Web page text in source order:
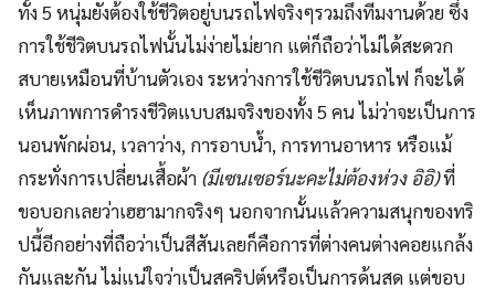
ทั้ง 5 หนุ่มยังต้องใช้ชีวิตอยู่บนรถไฟจริงๆรวมถึงทีมงานด้วย ซึ่ง
การใช้ชีวิตบนรถไฟนั้นไม่ง่ายไม่ยาก แต่ก็ถือว่าไม่ได้สะดวก
สบายเหมือนที่บ้านตัวเอง ระหว่างการใช้ชีวิตบนรถไฟ ก็จะได้
เห็นภาพการดำรงชีวิตแบบสมจริงของทั้ง 5 คน ไม่ว่าจะเป็นการ
นอนพักผ่อน, เวลาว่าง, การอาบน้ำ, การทานอาหาร หรือแม้
กระทั่งการเปลี่ยนเสื้อผ้า (มีเซนเซอร์นะคะไม่ต้องห่วง อิอิ)ที่
ขอบอกเลยว่าเฮฮามากจริงๆ นอกจากนั้นแล้วความสนุกของทริ
ปนี้อีกอย่างที่ถือว่าเป็นสีสันเลยก็คือการที่ต่างคนต่างคอยแกล้ง
กันและกัน ไม่แน่ใจว่าเป็นสคริปต์หรือเป็นการด้นสด แต่ขอบ